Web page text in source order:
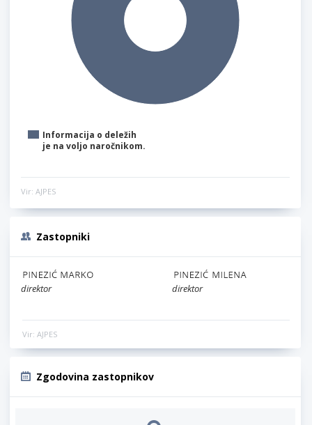
Informacija o deležih
je na voljo naročnikom.
Vir: AJPES
Zastopniki
direktor direktor
Vir: AJPES
Zgodovina zastopnikov